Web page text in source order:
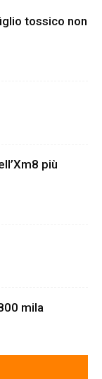
tossico non
più
mila